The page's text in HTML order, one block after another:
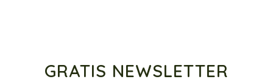
GRATIS NEWSLETTER